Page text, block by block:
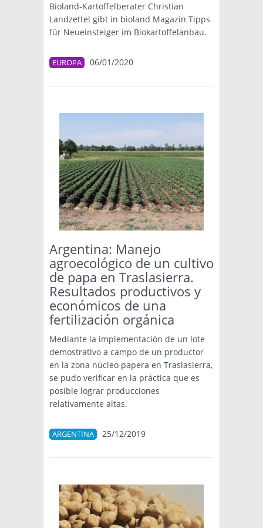
Bioland-Kartoffelberater Christian
Landzettel gibt in bioland Magazin Tipps
für Neueinsteiger im Biokartoffelanbau.
EUROPA 06/01/2020
Argentina: Manejo
agroecológico de un cultivo
de papa en Traslasierra.
Resultados productivos y
económicos de una
fertilización orgánica
Mediante la implementación de un lote
demostrativo a campo de un productor
en la zona núcleo papera en Traslasierra,
se pudo verificar en la práctica que es
posible lograr producciones
relativamente altas.
ARGENTINA 25/12/2019